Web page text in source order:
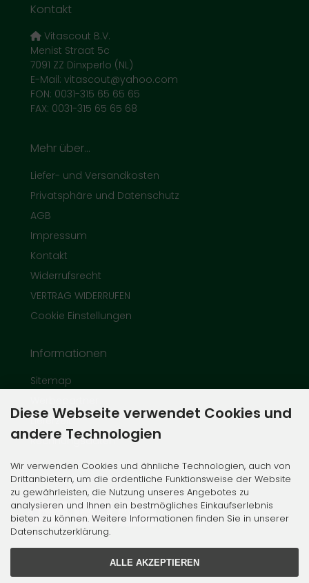
Kontakt
Vitascout B.V.
Menist Straat 5c
7091 ZZ Dinxperlo (NL)
E-Mail: vitascout@yahoo.com
FON: 0031-315 65 65 65
FAX: 0031-315 65 65 68
Mehr über...
Liefer- und Versandkosten
Privatsphäre und Datenschutz
AGB
Impressum
Kontakt
Widerrufsrecht
VERTRAG WIDERRUFEN
Cookie Einstellungen
Informationen
Sitemap
Lieferzeit
Rechnungsdaten
Zahlungsmethoden
Diese Webseite verwendet Cookies und
andere Technologien
Wir verwenden Cookies und ähnliche Technologien, auch von
Drittanbietern, um die ordentliche Funktionsweise der Website
zu gewährleisten, die Nutzung unseres Angebotes zu
analysieren und Ihnen ein bestmögliches Einkaufserlebnis
bieten zu können. Weitere Informationen finden Sie in unserer
Datenschutzerklärung.
ALLE AKZEPTIEREN